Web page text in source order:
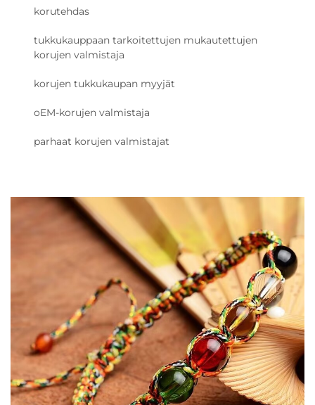
korutehdas
tukkukauppaan tarkoitettujen mukautettujen
korujen valmistaja
korujen tukkukaupan myyjät
oEM-korujen valmistaja
parhaat korujen valmistajat